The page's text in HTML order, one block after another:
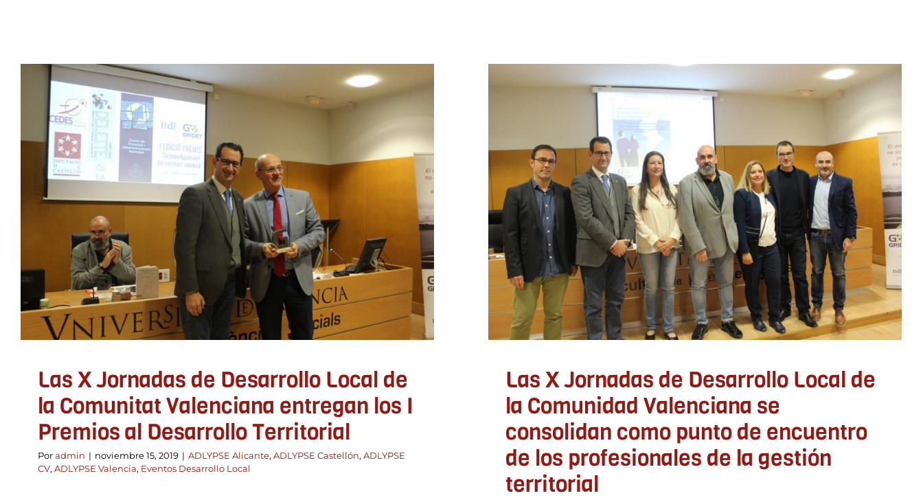
Las X Jornadas de Desarrollo Local de la
Comunitat Valenciana entregan los I
Premios al Desarrollo Territorial
ADLYPSE Alicante ADLYPSE Castellón ADLYPSE CV ADLYPSE Valencia
Desarrollo Local
Las X Jornadas de Desarrollo Local de
la Comunitat Valenciana entregan los I
Premios al Desarrollo Territorial
Poradmin | noviembre 15, 2019 | ADLYPSE Alicante, ADLYPSE Castellón, ADLYPSE
CV, ADLYPSE Valencia, Eventos Desarrollo Local
Las X Jornadas de Desarrollo Local de la
Comunidad Valenciana se consolidan
como punto de encuentro de los
profesionales de la gestión territorial
ADLYPSE Alicante ADLYPSE Castellón ADLYPSE CV ADLYPSE Valencia
Eventos
Desarrollo Local
Formación y Jornadas
Las X Jornadas de Desarrollo Local de
la Comunidad Valenciana se
consolidan como punto de encuentro
de los profesionales de la gestión
territorial